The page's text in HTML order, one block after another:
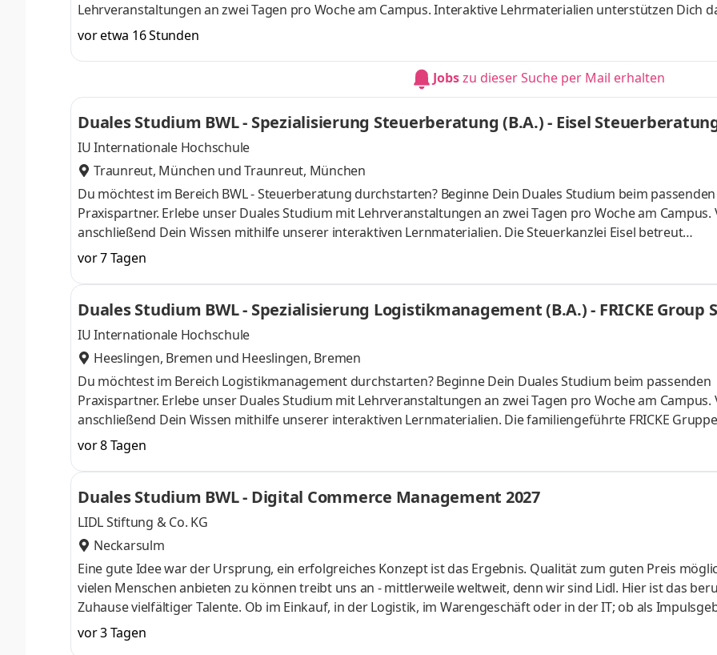
Lehrveranstaltungen an zwei Tagen pro Woche am Campus. Interaktive Lehrmaterialien unterstützen Dich
Dein Wissen gezielt zu vertiefen. Janssen – Ein kompetenter Fachhändler rund um das Dachdeckerhandwerk.
erhalten unsere Kund:innen das Komplettpaket. Und das alles aus einer Hand. Modern, traditionell &
Werde auch Du Teil unseres Teams und starte bei uns zum
vor etwa 16 Stunden
Jobszu dieser Suche per Mail erhalten
Duales Studium BWL - Spezialisierung Steuerberatung (B.A.) - Eisel
KG
IU Internationale Hochschule
Traunreut, München undTraunreut, München
Du möchtest im Bereich BWL - Steuerberatung durchstarten? Beginne Dein Duales Studium beim passenden
Praxispartner. Erlebe unser Duales Studium mit Lehrveranstaltungen an zwei Tagen pro Woche am Campus.
anschließend Dein Wissen mithilfe unserer interaktiven Lernmaterialien. Die Steuerkanzlei Eisel betreut
Unternehmen, Selbstständige und Privatpersonen in steuerlichen und betriebswirtschaftlichen Fragen.
Schwerpunkte liegen in der Finanz- und Lohnbuchhaltung, der Erstellung von Jahresabschlüssen und
Steuererklärungen sowie der laufenden steuerlichen Beratung. Wir arbeiten strukturiert, digital und
mandantenorientiert. Als Praxispartner im dualen Studium legen wir Wert darauf,
vor 7 Tagen
Duales Studium BWL - Spezialisierung Logistikmanagement (B.A.) - FRICKE Group
IU Internationale Hochschule
Heeslingen, Bremen und Heeslingen, Bremen
Du möchtest im Bereich Logistikmanagement durchstarten? Beginne Dein Duales Studium beim passenden
Praxispartner. Erlebe unser Duales Studium mit Lehrveranstaltungen an zwei Tagen pro Woche am Campus.
anschließend Dein Wissen mithilfe unserer interaktiven Lernmaterialien. Die familiengeführte FRICKE Gruppe
im Laufe der 100-jährigen Historie vom klassischen Landmaschinenhändler zu einem erfolgreichen
Händler für Landmaschinen, Gartentechnik, Nutzfahrzeuge und Ersatzteile entwickelt. Mit 3.471
verteilt auf 84 Standorte in 27 Ländern - arbeiten wir gemeinsam am weiteren Ausbau unserer
auch Du Teil unseres Teams und start
vor 8 Tagen
Duales Studium BWL - Digital Commerce Management 2027
LIDL Stiftung & Co. KG
Neckarsulm
Eine gute Idee war der Ursprung, ein erfolgreiches Konzept ist das Ergebnis. Qualität zum guten Preis
vielen Menschen anbieten zu können treibt uns an - mittlerweile weltweit, denn wir sind Lidl. Hier ist das
Zuhause vielfältiger Talente. Ob im Einkauf, in der Logistik, im Warengeschäft oder in der IT; ob als
Gestalter oder Dienstleister der Länder. Wir suchen Anpacker, Durchstarter, Möglichmacher und bieten
Aufgaben und Projekte in einem dynamischen und internationalen Umfeld. Bei Lidl findet jeder seine
vor 3 Tagen